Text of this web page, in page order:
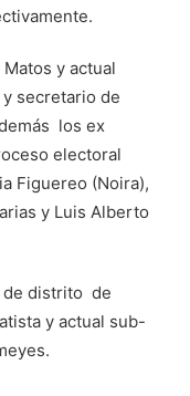
y actual
secretario de
los ex
electoral
Figuereo (Noira),
y Luis Alberto
de distrito de
y actual sub-